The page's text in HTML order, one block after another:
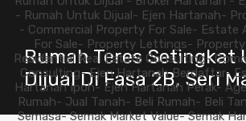
Rumah Teres Setingkat
Dijual Di Fasa 2B, Seri